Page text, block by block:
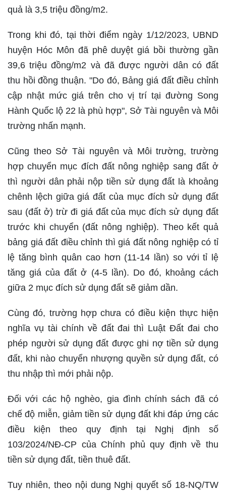
quả là 3,5 triệu đồng/m2.
Trong khi đó, tại thời điểm ngày 1/12/2023, UBND
huyện Hóc Môn đã phê duyệt giá bồi thường gần
39,6 triệu đồng/m2 và đã được người dân có đất
thu hồi đồng thuận. "Do đó, Bảng giá đất điều chỉnh
cập nhật mức giá trên cho vị trí tại đường Song
Hành Quốc lộ 22 là phù hợp", Sở Tài nguyên và Môi
trường nhấn mạnh.
Cũng theo Sở Tài nguyên và Môi trường, trường
hợp chuyển mục đích đất nông nghiệp sang đất ở
thì người dân phải nộp tiền sử dụng đất là khoảng
chênh lệch giữa giá đất của mục đích sử dụng đất
sau (đất ở) trừ đi giá đất của mục đích sử dụng đất
trước khi chuyển (đất nông nghiệp). Theo kết quả
bảng giá đất điều chỉnh thì giá đất nông nghiệp có tỉ
lệ tăng bình quân cao hơn (11-14 lần) so với tỉ lệ
tăng giá của đất ở (4-5 lần). Do đó, khoảng cách
giữa 2 mục đích sử dụng đất sẽ giảm dần.
Cùng đó, trường hợp chưa có điều kiện thực hiện
nghĩa vụ tài chính về đất đai thì Luật Đất đai cho
phép người sử dụng đất được ghi nợ tiền sử dụng
đất, khi nào chuyển nhượng quyền sử dụng đất, có
thu nhập thì mới phải nộp.
Đối với các hộ nghèo, gia đình chính sách đã có
chế độ miễn, giảm tiền sử dụng đất khi đáp ứng các
điều kiện theo quy định tại Nghị định số
103/2024/NĐ-CP của Chính phủ quy định về thu
tiền sử dụng đất, tiền thuê đất.
Tuy nhiên, theo nội dung Nghị quyết số 18-NQ/TW